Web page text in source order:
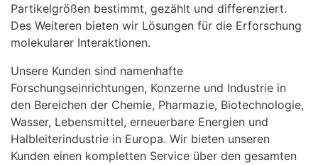
Partikelgrößen bestimmt, gezählt und differenziert.
Des Weiteren bieten wir Lösungen für die Erforschung
molekularer Interaktionen.
Unsere Kunden sind namenhafte
Forschungseinrichtungen, Konzerne und Industrie in
den Bereichen der Chemie, Pharmazie, Biotechnologie,
Wasser, Lebensmittel, erneuerbare Energien und
Halbleiterindustrie in Europa. Wir bieten unseren
Kunden einen kompletten Service über den gesamten